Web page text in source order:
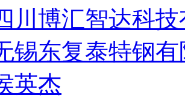
川博汇智达科
锡东复泰特钢
英杰